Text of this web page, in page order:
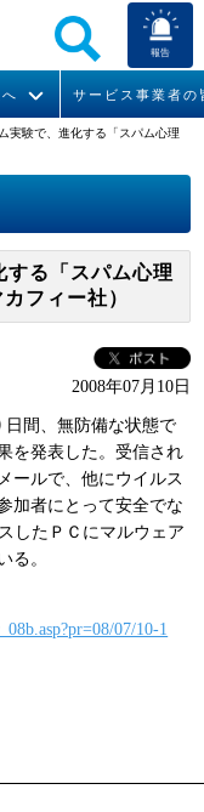
報告
サービス事業者の
実験で、進化する「スパム心理
する「スパム心理
フィー社）
2008年07月10日
日間、無防備な状態で
を発表した。受信され
ールで、他にウイルス
加者にとって安全でな
したＰＣにマルウェア
る。
07/10-1